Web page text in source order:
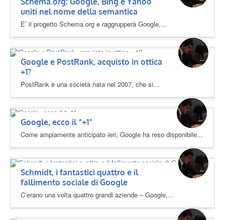
uniti nel nome della semantica
E’ il progetto Schema.org e raggrupperà Google,...
Google e PostRank, acquisto in ottica
+1?
PostRank è una società nata nel 2007, che si...
Google, ecco il “+1”
Come ampiamente anticipato ieri, Google ha reso disponibile...
Schmidt, i fantastici quattro e il
fallimento sociale di Google
C’erano una volta quattro grandi aziende – Google,...